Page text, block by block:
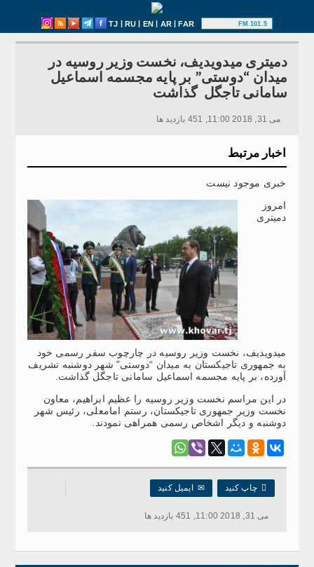
TJ | RU | EN | AR|FAR 101.5 FM
دمیتری میدویدیف، نخست وزیر روسیه در
میدان “دوستی” بر پایه مجسمه اسماعیل
سامانی تاجگل گذاشت
می 31, 2018 11:00, 451 بازدید ها
اخبار مرتبط
خبری موجود نیست
امروز
دمیتری
میدویدیف، نخست وزیر روسیه در چارچوب سفر رسمی خود
به جمهوری تاجیکستان به میدان “دوستی” شهر دوشنبه تشریف
آورده، بر پایه مجسمه اسماعیل سامانی تاجگل گذاشت.
در این مراسم نخست وزیر روسیه را عظیم ابراهیم، معاون
نخست وزیر جمهوری تاجیکستان، رستم امامعلی، رئیس شهر
دوشنبه و دیگر اشخاص رسمی همراهی نمودند.
 چاپ کنید ✉ایمیل کنید
می 31, 2018 11:00, 451 بازدید ها